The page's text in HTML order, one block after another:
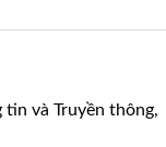
tin và Truyền thông,